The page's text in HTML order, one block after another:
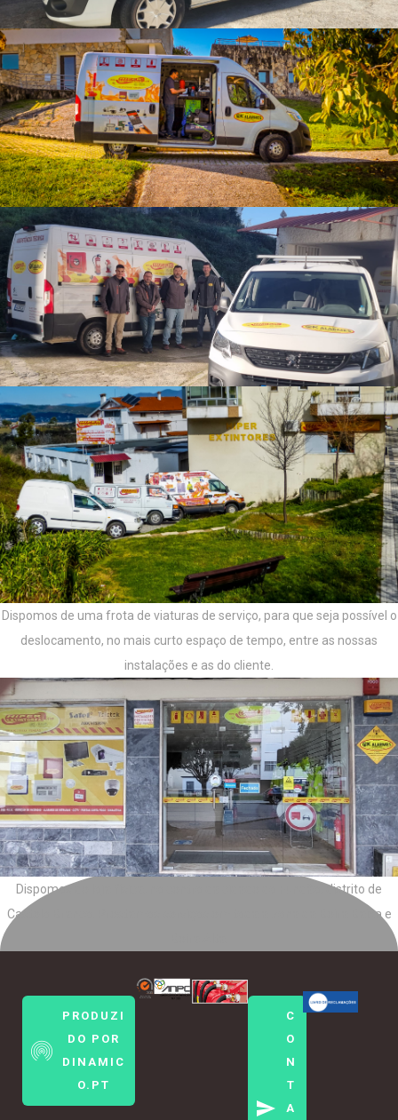
Dispomos de uma frota de viaturas de serviço, para que seja possível o
deslocamento, no mais curto espaço de tempo, entre as nossas
instalações e as do cliente.
Dispomos de loja física, no centro da cidade do Fundão, distrito de
Castelo Branco. Prestamos serviços em toda a zona da Beira Baixa e
PRODUZI
DO POR
DINAMIC
O.PT
C
O
N
T
A